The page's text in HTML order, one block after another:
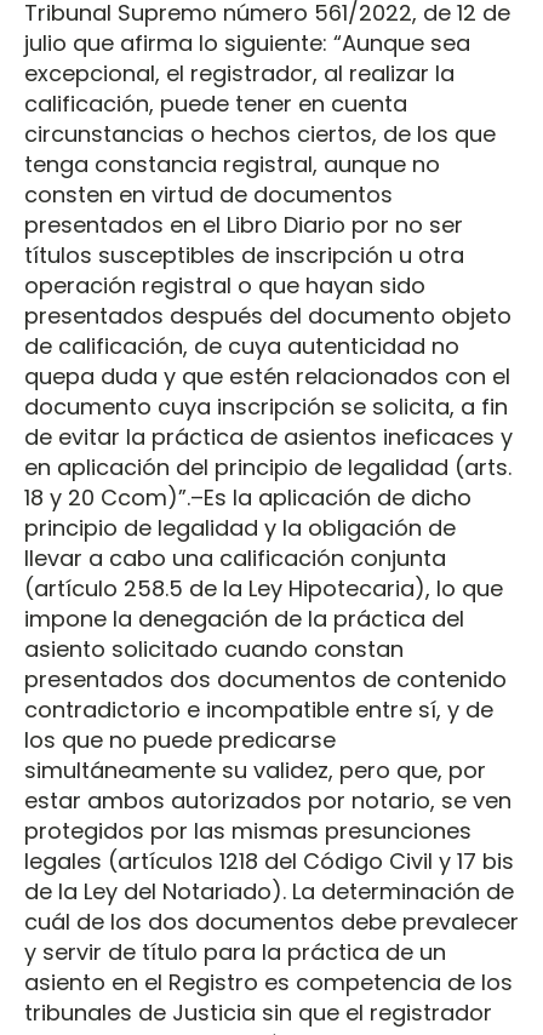
Tribunal Supremo número 561/2022, de 12 de
julio que afirma lo siguiente: “Aunque sea
excepcional, el registrador, al realizar la
calificación, puede tener en cuenta
circunstancias o hechos ciertos, de los que
tenga constancia registral, aunque no
consten en virtud de documentos
presentados en el Libro Diario por no ser
títulos susceptibles de inscripción u otra
operación registral o que hayan sido
presentados después del documento objeto
de calificación, de cuya autenticidad no
quepa duda y que estén relacionados con el
documento cuya inscripción se solicita, a fin
de evitar la práctica de asientos ineficaces y
en aplicación del principio de legalidad (arts.
18 y 20 Ccom)”.–Es la aplicación de dicho
principio de legalidad y la obligación de
llevar a cabo una calificación conjunta
(artículo 258.5 de la Ley Hipotecaria), lo que
impone la denegación de la práctica del
asiento solicitado cuando constan
presentados dos documentos de contenido
contradictorio e incompatible entre sí, y de
los que no puede predicarse
simultáneamente su validez, pero que, por
estar ambos autorizados por notario, se ven
protegidos por las mismas presunciones
legales (artículos 1218 del Código Civil y 17 bis
de la Ley del Notariado). La determinación de
cuál de los dos documentos debe prevalecer
y servir de título para la práctica de un
asiento en el Registro es competencia de los
tribunales de Justicia sin que el registrador